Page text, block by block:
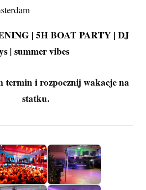
| 5H BOAT PARTY | DJ
| summer vibes
termin i rozpocznij wakacje na
statku.